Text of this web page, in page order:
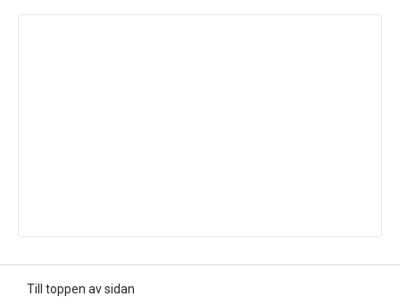
Till toppen av sidan